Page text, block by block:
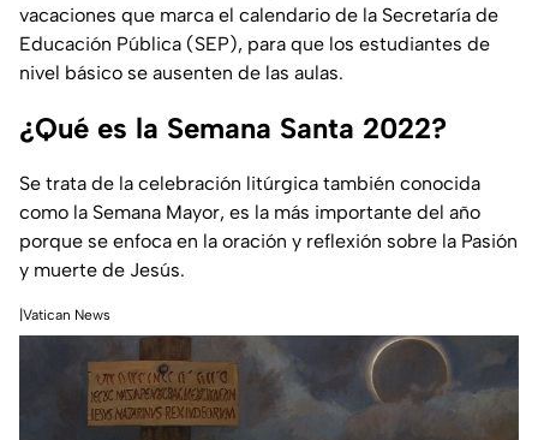
vacaciones que marca el calendario de la Secretaría de
Educación Pública (SEP), para que los estudiantes de
nivel básico se ausenten de las aulas.
¿Qué es la Semana Santa 2022?
Se trata de la celebración litúrgica también conocida
como la Semana Mayor, es la más importante del año
porque se enfoca en la oración y reflexión sobre la Pasión
y muerte de Jesús.
|Vatican News